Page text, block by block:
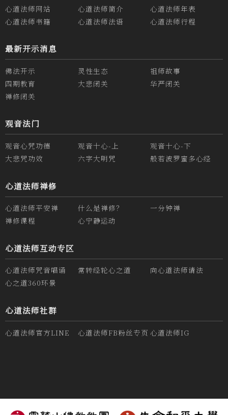
心道法师网站 心道法师简介
心道法师年表
心道法师书籍
心道法师法语 心道法师行程
最新开示消息
佛法开示 灵性生态
祖师故事
四期教育
大悲闭关
华严闭关
禅修闭关
观音法门
观音心咒功德 观音十心-上
观音十心-下
大悲咒功效
六字大明咒 般若波罗蜜多心经
心道法师禅修
心道法师平安禅 什么是禅修？
一分钟禅
禅修课程
心宁静运动
心道法师互动专区
心道法师咒音唱诵 常转经轮心之道
向心道法师请法
心之道360环景
心道法师社群
心道法师官方LINE 心道法师FB粉丝专页 心道法师IG